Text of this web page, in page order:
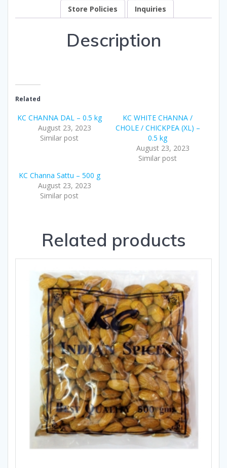
Store Policies
Inquiries
Description
Related
KC CHANNA DAL – 0.5 kg
August 23, 2023
Similar post
KC WHITE CHANNA /
CHOLE / CHICKPEA (XL) –
0.5 kg
August 23, 2023
Similar post
KC Channa Sattu – 500 g
August 23, 2023
Similar post
Related products